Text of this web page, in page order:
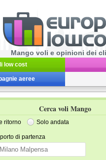
Mango voli e opinioni dei
low cost
aeree
Cerca voli Mango
ritorno Solo andata
di partenza